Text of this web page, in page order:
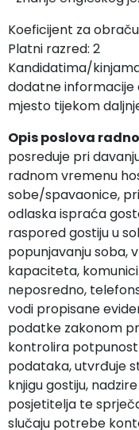
Koeficijent za
Platni razred: 2
Kandidatima/
dodatne informacije
mjesto tijekom
Opis poslova
posreduje pri
radnom vremenu
sobe/spavaonice,
odlaska ispraća
raspored gostiju u
popunjavanju soba,
kapaciteta,
neposredno,
vodi propisane
podatke zakonom
kontrolira
podataka, utvrđuje
knjigu gostiju,
posjetitelja te
slučaju potrebe